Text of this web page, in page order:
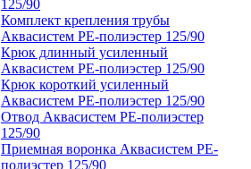
125/90
Комплект крепления трубы
Аквасистем PE-полиэстер 125/90
Крюк длинный усиленный
Аквасистем PE-полиэстер 125/90
Крюк короткий усиленный
Аквасистем PE-полиэстер 125/90
Отвод Аквасистем РЕ-полиэстер
125/90
Приемная воронка Аквасистем PE-
полиэстер 125/90